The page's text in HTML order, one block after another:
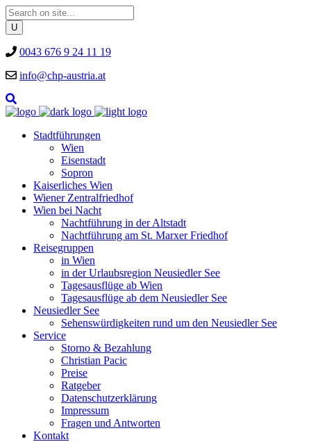
0043 676 9 24 11 19
info@chp-austria.at
Stadtführungen
Wien
Eisenstadt
Sopron
Kaiserliches Wien
Wiener Zentralfriedhof
Wien bei Nacht
Nachtführung in der Altstadt
Nachtführung am St. Marxer Friedhof
Reisegruppen
in Wien
in der Urlaubsregion Neusiedler See
Tagesausflüge ab Wien
Tagesausflüge ab dem Neusiedler See
Neusiedler See
Sehenswürdigkeiten rund um den Neusiedler See
Service
Storno & Bezahlung
Christian Pacic
Preise
Ratgeber
Datenschutzerklärung
Impressum
Fragen und Antworten
Kontakt